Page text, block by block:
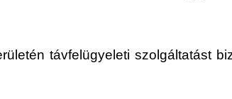
távfelügyeleti szolgáltatást